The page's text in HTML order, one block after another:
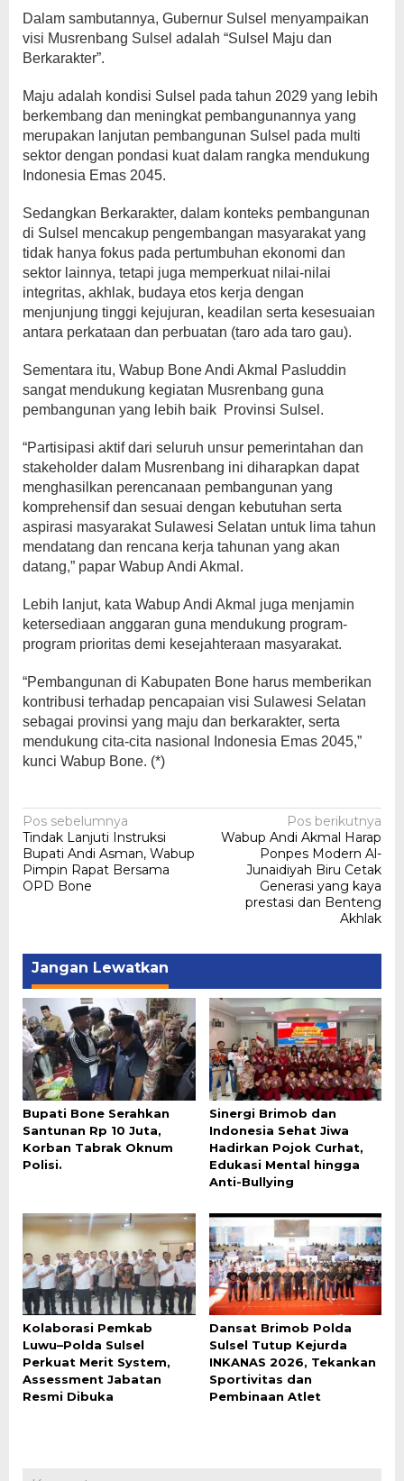
Dalam sambutannya, Gubernur Sulsel menyampaikan
visi Musrenbang Sulsel adalah “Sulsel Maju dan
Berkarakter”.
Maju adalah kondisi Sulsel pada tahun 2029 yang lebih
berkembang dan meningkat pembangunannya yang
merupakan lanjutan pembangunan Sulsel pada multi
sektor dengan pondasi kuat dalam rangka mendukung
Indonesia Emas 2045.
Sedangkan Berkarakter, dalam konteks pembangunan
di Sulsel mencakup pengembangan masyarakat yang
tidak hanya fokus pada pertumbuhan ekonomi dan
sektor lainnya, tetapi juga memperkuat nilai-nilai
integritas, akhlak, budaya etos kerja dengan
menjunjung tinggi kejujuran, keadilan serta kesesuaian
antara perkataan dan perbuatan (taro ada taro gau).
Sementara itu, Wabup Bone Andi Akmal Pasluddin
sangat mendukung kegiatan Musrenbang guna
pembangunan yang lebih baik Provinsi Sulsel.
“Partisipasi aktif dari seluruh unsur pemerintahan dan
stakeholder dalam Musrenbang ini diharapkan dapat
menghasilkan perencanaan pembangunan yang
komprehensif dan sesuai dengan kebutuhan serta
aspirasi masyarakat Sulawesi Selatan untuk lima tahun
mendatang dan rencana kerja tahunan yang akan
datang,” papar Wabup Andi Akmal.
Lebih lanjut, kata Wabup Andi Akmal juga menjamin
ketersediaan anggaran guna mendukung program-
program prioritas demi kesejahteraan masyarakat.
“Pembangunan di Kabupaten Bone harus memberikan
kontribusi terhadap pencapaian visi Sulawesi Selatan
sebagai provinsi yang maju dan berkarakter, serta
mendukung cita-cita nasional Indonesia Emas 2045,”
kunci Wabup Bone. (*)
Navigasi
pos
Pos sebelumnya
Tindak Lanjuti Instruksi
Bupati Andi Asman, Wabup
Pimpin Rapat Bersama
OPD Bone
Pos berikutnya
Wabup Andi Akmal Harap
Ponpes Modern Al-
Junaidiyah Biru Cetak
Generasi yang kaya
prestasi dan Benteng
Akhlak
Jangan Lewatkan
Bupati Bone Serahkan
Santunan Rp 10 Juta,
Korban Tabrak Oknum
Polisi.
Sinergi Brimob dan
Indonesia Sehat Jiwa
Hadirkan Pojok Curhat,
Edukasi Mental hingga
Anti-Bullying
Kolaborasi Pemkab
Luwu–Polda Sulsel
Perkuat Merit System,
Assessment Jabatan
Resmi Dibuka
Dansat Brimob Polda
Sulsel Tutup Kejurda
INKANAS 2026, Tekankan
Sportivitas dan
Pembinaan Atlet